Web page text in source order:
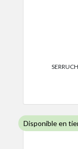
Disponible en